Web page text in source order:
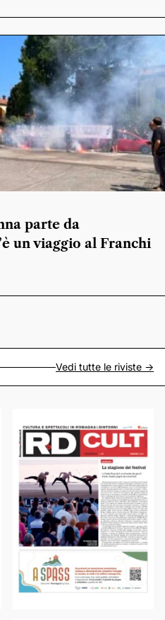
parte da
un viaggio al Franchi
Vedi tutte le riviste ->